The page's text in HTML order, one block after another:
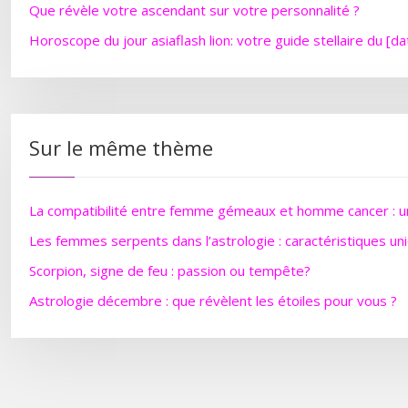
Que révèle votre ascendant sur votre personnalité ?
Horoscope du jour asiaflash lion: votre guide stellaire du
Sur le même thème
La compatibilité entre femme gémeaux et homme cancer :
Les femmes serpents dans l’astrologie : caractéristiques
Scorpion, signe de feu : passion ou tempête?
Astrologie décembre : que révèlent les étoiles pour vous ?